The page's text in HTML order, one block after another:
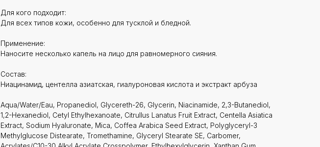
Для кого подходит:
Для всех типов кожи, особенно для тусклой и бледной.
Применение:
Наносите несколько капель на лицо для равномерного сияния.
Состав:
Ниацинамид, центелла азиатская, гиалуроновая кислота и экстракт арбуза
Aqua/Water/Eau, Propanediol, Glycereth-26, Glycerin, Niacinamide, 2,3-Butanediol,
1,2-Hexanediol, Cetyl Ethylhexanoate, Citrullus Lanatus Fruit Extract, Centella Asiatica
Extract, Sodium Hyaluronate, Mica, Coffea Arabica Seed Extract, Polyglyceryl-3
Methylglucose Distearate, Tromethamine, Glyceryl Stearate SE, Carbomer,